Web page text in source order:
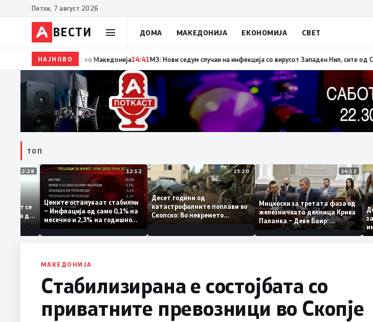
Петок, 7 август 2026
ВЕСТИ ДОМА МАКЕДОНИЈА ЕКОНОМИЈА СВЕТ
НАЈНОВО14:42Момче тешко повредено во Кушадаси со владиниот авион ќе биде транспортирано во
ТОП
12:28
–
се
нема да
12:12
Цените остануваат стабилни
– Инфлација од само 0,1% на
месечно и 2,3% на годишно
ниво
15:20
Десет години од
катастрофалните поплави во
Скопско: Во невремето
14:12
Мицкоски за третата фаза од
железничката делница Крива
Паланка – Деве Баир:
Проектот нема да заврши на
половина тунел во слепа
МАКЕДОНИЈА
Стабилизирана е состојбата со
приватните превозници во Скопје